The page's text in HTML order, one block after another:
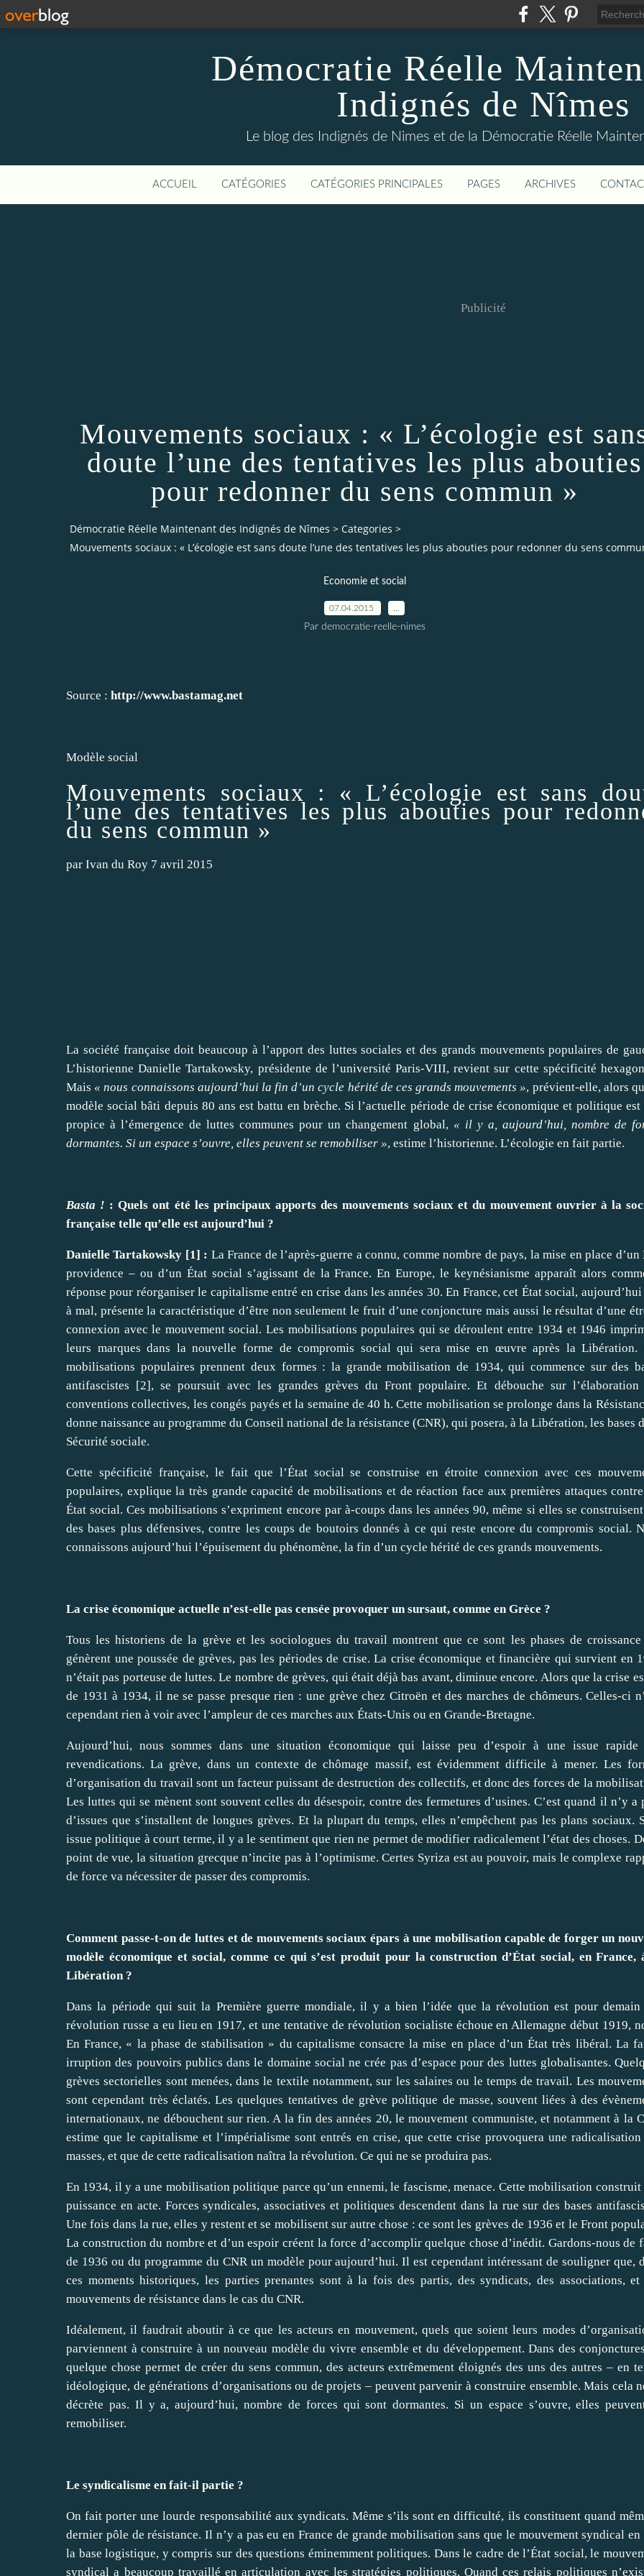
Démocratie Réelle
Indignés de Nîmes
Le blog des Indignés de Nimes et de la Démocratie Réelle
ACCUEIL CATÉGORIES CATÉGORIES PRINCIPALES PAGES ARCHIVES
Publicité
Mouvements sociaux : « L’écologie est
doute l’une des tentatives les plus abouties
pour redonner du sens commun »
Démocratie Réelle Maintenant des Indignés de Nîmes > Categories >
Mouvements sociaux : « L’écologie est sans doute l’une des tentatives les plus abouties pour redonner du sens
Economie et social
07.04.2015
Par democratie-reelle-nimes
Source : http://www.bastamag.net
Modèle social
Mouvements sociaux : « L’écologie est sans
l’une des tentatives les plus abouties pour
du sens commun »
par Ivan du Roy 7 avril 2015
La société française doit beaucoup à l’apport des luttes sociales et des grands mouvements populaires de
L’historienne Danielle Tartakowsky, présidente de l’université Paris-VIII, revient sur cette spécificité
Mais « nous connaissons aujourd’hui la fin d’un cycle hérité de ces grands mouvements », prévient-elle, alors
modèle social bâti depuis 80 ans est battu en brèche. Si l’actuelle période de crise économique et politique est
propice à l’émergence de luttes communes pour un changement global, « il y a, aujourd’hui, nombre de
dormantes. Si un espace s’ouvre, elles peuvent se remobiliser », estime l’historienne. L’écologie en fait partie.
Basta ! : Quels ont été les principaux apports des mouvements sociaux et du mouvement ouvrier à la
française telle qu’elle est aujourd’hui ?
Danielle Tartakowsky [1] : La France de l’après-guerre a connu, comme nombre de pays, la mise en place d’un
providence – ou d’un État social s’agissant de la France. En Europe, le keynésianisme apparaît alors
réponse pour réorganiser le capitalisme entré en crise dans les années 30. En France, cet État social, aujourd’hui
à mal, présente la caractéristique d’être non seulement le fruit d’une conjoncture mais aussi le résultat d’une
connexion avec le mouvement social. Les mobilisations populaires qui se déroulent entre 1934 et 1946
leurs marques dans la nouvelle forme de compromis social qui sera mise en œuvre après la Libération.
mobilisations populaires prennent deux formes : la grande mobilisation de 1934, qui commence sur des
antifascistes [2] , se poursuit avec les grandes grèves du Front populaire. Et débouche sur l’élaboration
conventions collectives, les congés payés et la semaine de 40 h. Cette mobilisation se prolonge dans la
donne naissance au programme du Conseil national de la résistance (CNR), qui posera, à la Libération, les bases
Sécurité sociale.
Cette spécificité française, le fait que l’État social se construise en étroite connexion avec ces
populaires, explique la très grande capacité de mobilisations et de réaction face aux premières attaques
État social. Ces mobilisations s’expriment encore par à-coups dans les années 90, même si elles se
des bases plus défensives, contre les coups de boutoirs donnés à ce qui reste encore du compromis social.
connaissons aujourd’hui l’épuisement du phénomène, la fin d’un cycle hérité de ces grands mouvements.
La crise économique actuelle n’est-elle pas censée provoquer un sursaut, comme en Grèce ?
Tous les historiens de la grève et les sociologues du travail montrent que ce sont les phases de
génèrent une poussée de grèves, pas les périodes de crise. La crise économique et financière qui survient en
n’était pas porteuse de luttes. Le nombre de grèves, qui était déjà bas avant, diminue encore. Alors que la crise
de 1931 à 1934, il ne se passe presque rien : une grève chez Citroën et des marches de chômeurs. Celles-ci
cependant rien à voir avec l’ampleur de ces marches aux États-Unis ou en Grande-Bretagne.
Aujourd’hui, nous sommes dans une situation économique qui laisse peu d’espoir à une issue rapide
revendications. La grève, dans un contexte de chômage massif, est évidemment difficile à mener. Les
d’organisation du travail sont un facteur puissant de destruction des collectifs, et donc des forces de la
Les luttes qui se mènent sont souvent celles du désespoir, contre des fermetures d’usines. C’est quand il n’y a
d’issues que s’installent de longues grèves. Et la plupart du temps, elles n’empêchent pas les plans sociaux.
issue politique à court terme, il y a le sentiment que rien ne permet de modifier radicalement l’état des choses.
point de vue, la situation grecque n’incite pas à l’optimisme. Certes Syriza est au pouvoir, mais le complexe
de force va nécessiter de passer des compromis.
Comment passe-t-on de luttes et de mouvements sociaux épars à une mobilisation capable de forger un
modèle économique et social, comme ce qui s’est produit pour la construction d’État social, en France,
Libération ?
Dans la période qui suit la Première guerre mondiale, il y a bien l’idée que la révolution est pour
révolution russe a eu lieu en 1917, et une tentative de révolution socialiste échoue en Allemagne début 1919,
En France, « la phase de stabilisation » du capitalisme consacre la mise en place d’un État très libéral. La
irruption des pouvoirs publics dans le domaine social ne crée pas d’espace pour des luttes globalisantes.
grèves sectorielles sont menées, dans le textile notamment, sur les salaires ou le temps de travail. Les
sont cependant très éclatés. Les quelques tentatives de grève politique de masse, souvent liées à des
internationaux, ne débouchent sur rien. A la fin des années 20, le mouvement communiste, et notamment à la
estime que le capitalisme et l’impérialisme sont entrés en crise, que cette crise provoquera une radicalisation
masses, et que de cette radicalisation naîtra la révolution. Ce qui ne se produira pas.
En 1934, il y a une mobilisation politique parce qu’un ennemi, le fascisme, menace. Cette mobilisation construit
puissance en acte. Forces syndicales, associatives et politiques descendent dans la rue sur des bases
Une fois dans la rue, elles y restent et se mobilisent sur autre chose : ce sont les grèves de 1936 et le Front
La construction du nombre et d’un espoir créent la force d’accomplir quelque chose d’inédit. Gardons-nous de
de 1936 ou du programme du CNR un modèle pour aujourd’hui. Il est cependant intéressant de souligner que,
ces moments historiques, les parties prenantes sont à la fois des partis, des syndicats, des associations, et
mouvements de résistance dans le cas du CNR.
Idéalement, il faudrait aboutir à ce que les acteurs en mouvement, quels que soient leurs modes
parviennent à construire à un nouveau modèle du vivre ensemble et du développement. Dans des
quelque chose permet de créer du sens commun, des acteurs extrêmement éloignés des uns des autres – en
idéologique, de générations d’organisations ou de projets – peuvent parvenir à construire ensemble. Mais cela
décrète pas. Il y a, aujourd’hui, nombre de forces qui sont dormantes. Si un espace s’ouvre, elles
remobiliser.
Le syndicalisme en fait-il partie ?
On fait porter une lourde responsabilité aux syndicats. Même s’ils sont en difficulté, ils constituent quand
dernier pôle de résistance. Il n’y a pas eu en France de grande mobilisation sans que le mouvement syndical
la base logistique, y compris sur des questions éminemment politiques. Dans le cadre de l’État social, le
syndical a beaucoup travaillé en articulation avec les stratégies politiques. Quand ces relais politiques